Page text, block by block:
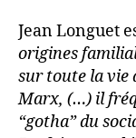
Jean Longuet
origines
sur toute la vie
Marx, (…) il
“gotha” du